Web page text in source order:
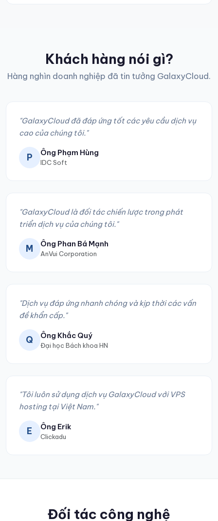
Khách hàng nói gì?
Hàng nghìn doanh nghiệp đã tin tưởng GalaxyCloud.
"GalaxyCloud đã đáp ứng tốt các yêu cầu dịch vụ
cao của chúng tôi."
P Ông Phạm Hùng
IDC Soft
"GalaxyCloud là đối tác chiến lược trong phát
triển dịch vụ của chúng tôi."
M Ông Phan Bá Mạnh
AnVui Corporation
"Dịch vụ đáp ứng nhanh chóng và kịp thời các vấn
đề khẩn cấp."
Q Ông Khắc Quý
Đại học Bách khoa HN
"Tôi luôn sử dụng dịch vụ GalaxyCloud với VPS
hosting tại Việt Nam."
E Ông Erik
Clickadu
Đối tác công nghệ